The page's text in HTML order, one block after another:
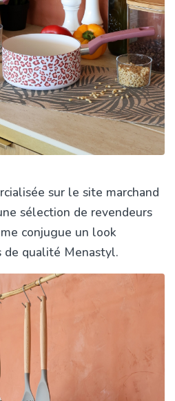
sur le site marchand
sélection de revendeurs
conjugue un look
de qualité Menastyl.